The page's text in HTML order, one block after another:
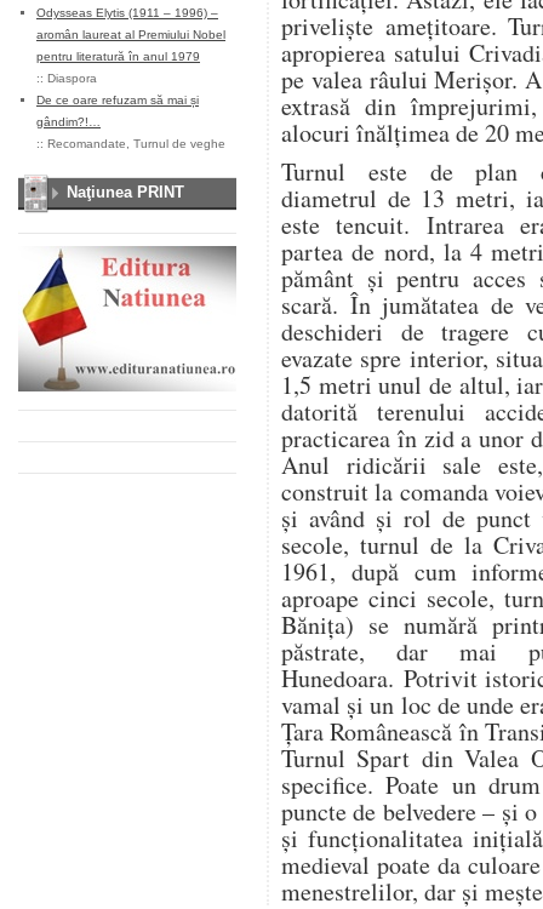
Odysseas Elytis (1911 – 1996) –
aromân laureat al Premiului Nobel
pentru literatură în anul 1979
:: Diaspora
De ce oare refuzam să mai și
gândim?!…
:: Recomandate Turnul de veghe
Naţiunea PRINT
privelişte ameţitoare.
apropierea satului
pe valea râului Merişor.
extrasă din
alocuri înălţimea de 20
Turnul este de plan
diametrul de 13 metri,
este tencuit. Intrarea
partea de nord, la 4
pământ şi pentru acces
scară. În jumătatea de
deschideri de tragere
evazate spre interior,
1,5 metri unul de altul,
datorită terenului
practicarea în zid a unor
Anul ridicării sale
construit la comanda
şi având şi rol de punct
secole, turnul de la
1961, după cum
aproape cinci secole,
Băniţa) se numără
păstrate, dar mai
Hunedoara. Potrivit
vamal şi un loc de unde
Ţara Românească în
Turnul Spart din Valea
specifice. Poate un
puncte de belvedere – și
și funcționalitatea
medieval poate da
menestrelilor, dar și